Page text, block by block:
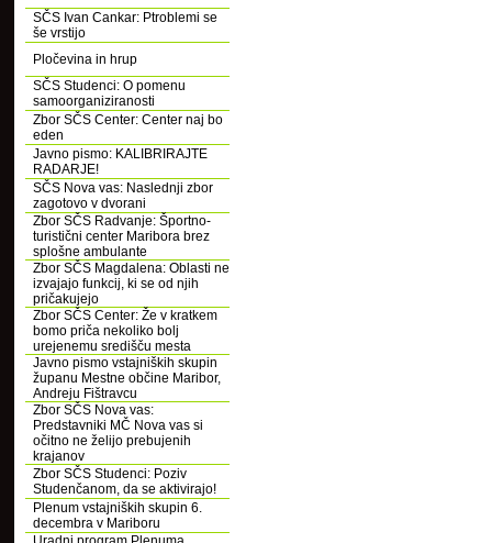
SČS Ivan Cankar: Ptroblemi se
še vrstijo
Pločevina in hrup
SČS Studenci: O pomenu
samoorganiziranosti
Zbor SČS Center: Center naj bo
eden
Javno pismo: KALIBRIRAJTE
RADARJE!
SČS Nova vas: Naslednji zbor
zagotovo v dvorani
Zbor SČS Radvanje: Športno-
turistični center Maribora brez
splošne ambulante
Zbor SČS Magdalena: Oblasti ne
izvajajo funkcij, ki se od njih
pričakujejo
Zbor SČS Center: Že v kratkem
bomo priča nekoliko bolj
urejenemu središču mesta
Javno pismo vstajniških skupin
županu Mestne občine Maribor,
Andreju Fištravcu
Zbor SČS Nova vas:
Predstavniki MČ Nova vas si
očitno ne želijo prebujenih
krajanov
Zbor SČS Studenci: Poziv
Studenčanom, da se aktivirajo!
Plenum vstajniških skupin 6.
decembra v Mariboru